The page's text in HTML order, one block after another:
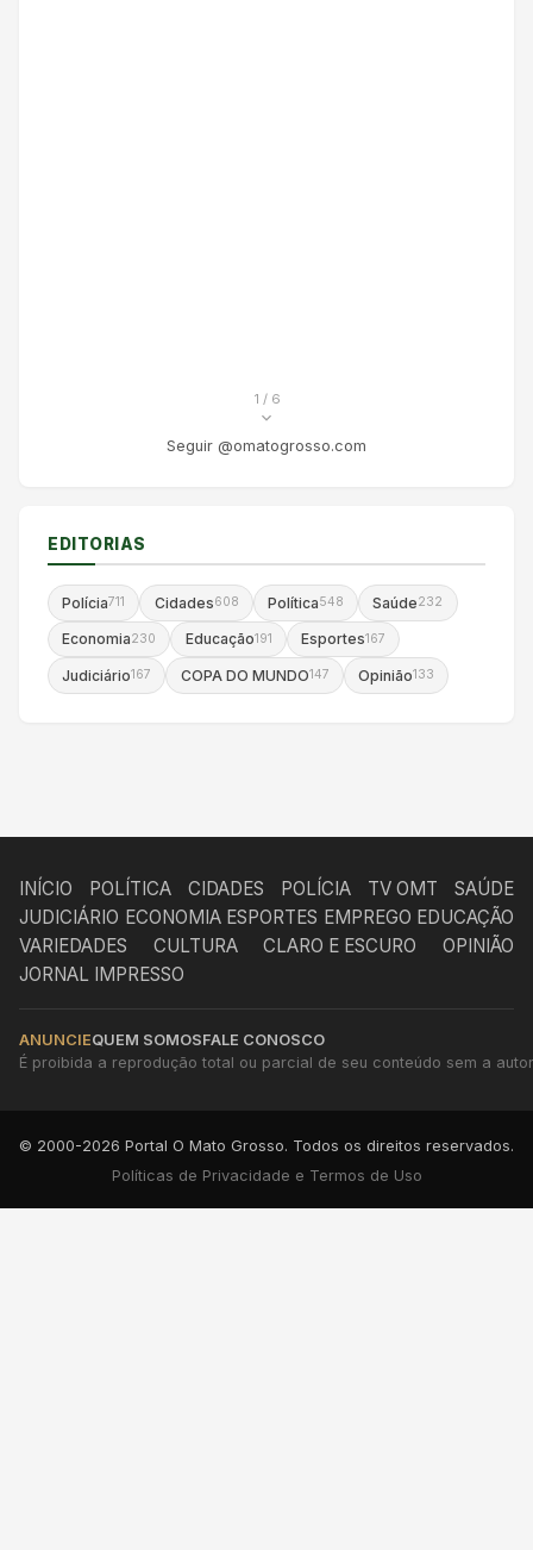
1 / 6
Seguir @omatogrosso.com
EDITORIAS
Polícia711 Cidades608 Política548 Saúde232
Economia230 Educação191 Esportes167
Judiciário167 COPA DO MUNDO147 Opinião133
INÍCIO POLÍTICA CIDADES POLÍCIA TV OMT
SAÚDE
JUDICIÁRIO ECONOMIA ESPORTES EMPREGO EDUCAÇÃO
VARIEDADES
CULTURA CLARO E ESCURO
OPINIÃO
JORNAL IMPRESSO
ANUNCIEQUEM SOMOSFALE CONOSCO
É proibida a reprodução total ou parcial de seu conteúdo sem a
© 2000-2026 Portal O Mato Grosso. Todos os direitos reservados.
Políticas de Privacidade e Termos de Uso